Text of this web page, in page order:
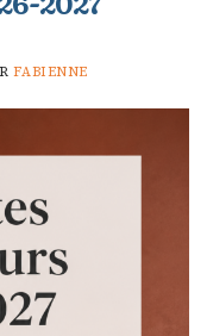
FABIENNE